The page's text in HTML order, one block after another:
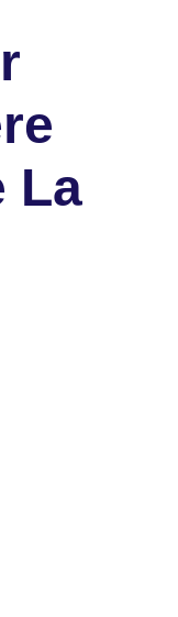
La